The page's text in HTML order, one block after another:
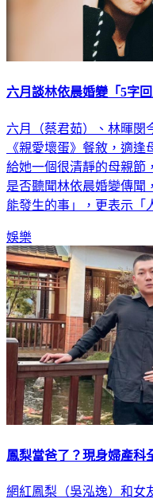
六月談林依晨婚變「5字
六月（蔡君茹）、林暉閔
《親愛壞蛋》餐敘，適逢
給她一個很清靜的母親節
是否聽聞林依晨婚變傳聞
能發生的事」，更表示「
娛樂
鳳梨當爸了？現身婦產科
網紅鳳梨（吳泓逸）和女